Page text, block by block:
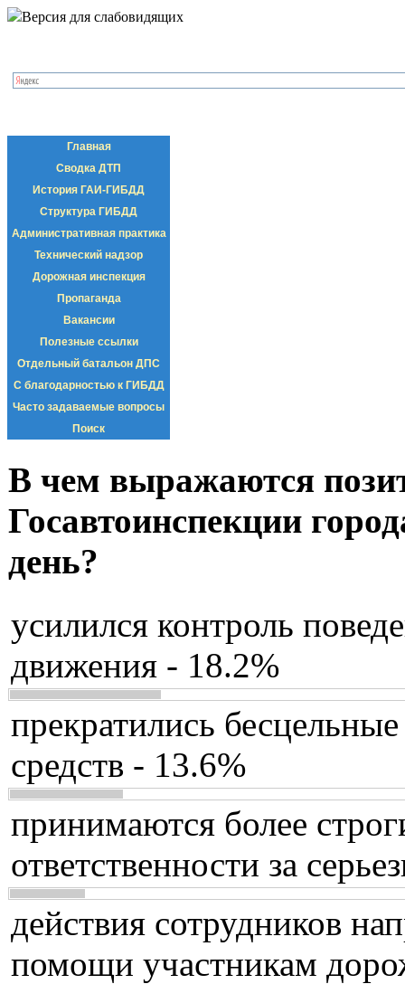
Версия для слабовидящих
Главная
Сводка ДТП
История ГАИ-ГИБДД
Структура ГИБДД
Административная практика
Технический надзор
Дорожная инспекция
Пропаганда
Вакансии
Полезные ссылки
Отдельный батальон ДПС
С благодарностью к ГИБДД
Часто задаваемые вопросы
Поиск
В чем выражаются
Госавтоинспекции
день?
усилился контроль
движения - 18.2%
прекратились
средств - 13.6%
принимаются более
ответственности за
действия сотрудников
помощи участникам